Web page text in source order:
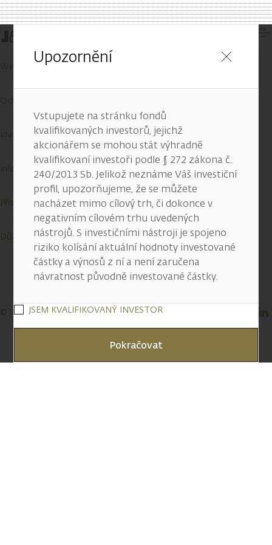
Upozornění
Vstupujete na stránku fondů
kvalifikovaných investorů, jejichž
akcionářem se mohou stát výhradně
kvalifikovaní investoři podle § 272 zákona č.
240/2013 Sb. Jelikož neznáme Váš investiční
profil, upozorňujeme, že se můžete
nacházet mimo cílový trh, či dokonce v
negativním cílovém trhu uvedených
nástrojů. S investičními nástroji je spojeno
riziko kolísání aktuální hodnoty investované
částky a výnosů z ní a není zaručena
návratnost původně investované částky.
JSEM KVALIFIKOVANÝ INVESTOR
Pokračovat
© J&T BANKA, a.s. 2026
Wealth Report
Investiční služby
Informace o cookies
Přístupnost služeb
Důležité informace